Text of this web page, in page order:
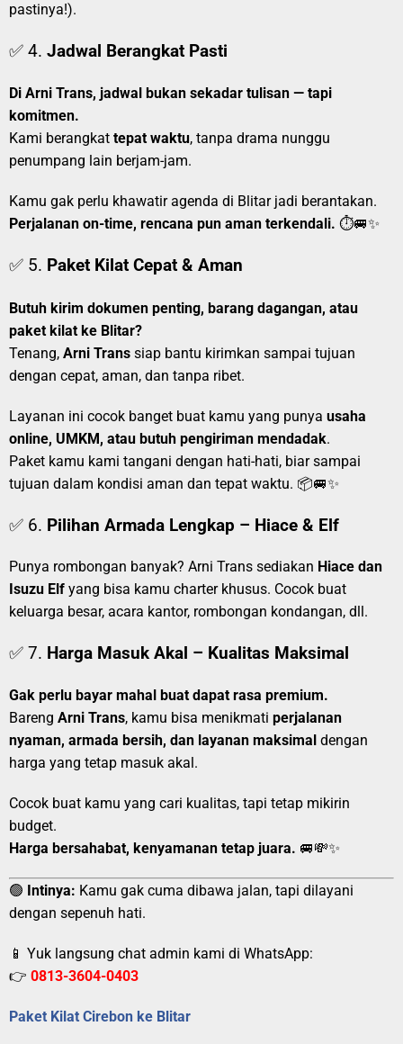
pastinya!).
✅ 4. Jadwal Berangkat Pasti
Di Arni Trans, jadwal bukan sekadar tulisan — tapi
komitmen.
Kami berangkat tepat waktu, tanpa drama nunggu
penumpang lain berjam-jam.
Kamu gak perlu khawatir agenda di Blitar jadi berantakan.
Perjalanan on-time, rencana pun aman terkendali. ⏱️🚐✨
✅ 5. Paket Kilat Cepat & Aman
Butuh kirim dokumen penting, barang dagangan, atau
paket kilat ke Blitar?
Tenang, Arni Trans siap bantu kirimkan sampai tujuan
dengan cepat, aman, dan tanpa ribet.
Layanan ini cocok banget buat kamu yang punya usaha
online, UMKM, atau butuh pengiriman mendadak.
Paket kamu kami tangani dengan hati-hati, biar sampai
tujuan dalam kondisi aman dan tepat waktu. 📦🚐✨
✅ 6. Pilihan Armada Lengkap – Hiace & Elf
Punya rombongan banyak? Arni Trans sediakan Hiace dan
Isuzu Elf yang bisa kamu charter khusus. Cocok buat
keluarga besar, acara kantor, rombongan kondangan, dll.
✅ 7. Harga Masuk Akal – Kualitas Maksimal
Gak perlu bayar mahal buat dapat rasa premium.
Bareng Arni Trans, kamu bisa menikmati perjalanan
nyaman, armada bersih, dan layanan maksimal dengan
harga yang tetap masuk akal.
Cocok buat kamu yang cari kualitas, tapi tetap mikirin
budget.
Harga bersahabat, kenyamanan tetap juara. 🚐💸✨
🟢 Intinya: Kamu gak cuma dibawa jalan, tapi dilayani
dengan sepenuh hati.
📱 Yuk langsung chat admin kami di WhatsApp:
👉 0813-3604-0403
Paket Kilat Cirebon ke Blitar